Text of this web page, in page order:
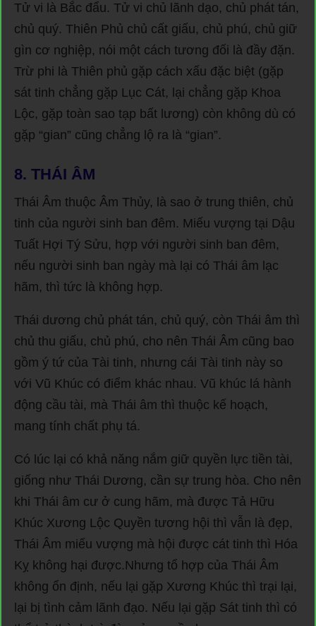
Tử vi là Bắc đẩu. Tử vi chủ lãnh dạo, chủ phát tán,
chủ quý. Thiên Phủ chủ cất giấu, chủ phú, chủ giữ
gìn cơ nghiệp, nói một cách tương đối là đầy đặn.
Trừ phi là Thiên phủ gặp cách xấu đặc biệt (gặp
sát tinh chẳng gặp Lục Cát, lại chẳng gặp Khoa
Lộc, gặp toàn sao tạp bất lương) còn không dù có
gặp “gian” cũng chẳng lộ ra là “gian”.
8. THÁI ÂM
Thái Âm thuộc Âm Thủy, là sao ở trung thiên, chủ
tinh của người sinh ban đêm. Miếu vượng tại Dậu
Tuất Hợi Tý Sửu, hợp với người sinh ban đêm,
nếu người sinh ban ngày mà lại có Thái âm lạc
hãm, thì tức là không hợp.
Thái dương chủ phát tán, chủ quý, còn Thái âm thì
chủ thu giấu, chủ phú, cho nên Thái Âm cũng bao
gồm ý tứ của Tài tinh, nhưng cái Tài tinh này so
với Vũ Khúc có điểm khác nhau. Vũ khúc lá hành
động cầu tài, mà Thái âm thì thuộc kế hoạch,
mang tính chất phụ tá.
Có lúc lại có khả năng nắm giữ quyền lực tiền tài,
giống như Thái Dương, cần sự trung hòa. Cho nên
khi Thái âm cư ở cung hãm, mà được Tả Hữu
Khúc Xương Lộc Quyền tương hội thì vẫn là đẹp,
Thái Âm miếu vượng mà hội được cát tinh thì Hóa
Kỵ không hại được.Nhưng tổ hợp của Thái Âm
không ổn định, nếu lại gặp Xương Khúc thì trại lại,
lại bị tình cảm lãnh đạo. Nếu lại gặp Sát tinh thì có